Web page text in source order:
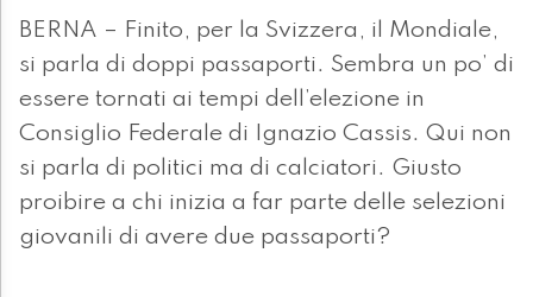
BERNA – Finito, per la Svizzera, il Mondiale,
si parla di doppi passaporti. Sembra un po’ di
essere tornati ai tempi dell’elezione in
Consiglio Federale di Ignazio Cassis. Qui non
si parla di politici ma di calciatori. Giusto
proibire a chi inizia a far parte delle selezioni
giovanili di avere due passaporti?